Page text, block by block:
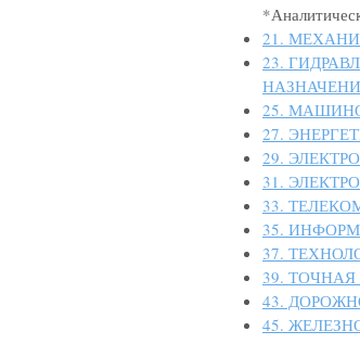
21.
23.
25.
27.
29.
31.
33.
35.
37.
39.
43.
45.